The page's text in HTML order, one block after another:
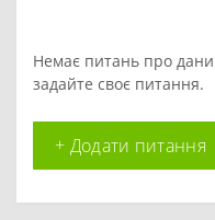
Немає питань про
задайте своє питання.
+ Додати питання